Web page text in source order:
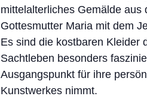
mittelalterliches Gemälde
Gottesmutter Maria mit dem
Es sind die kostbaren Kleider
Sachtleben besonders
Ausgangspunkt für ihre
Kunstwerkes nimmt.